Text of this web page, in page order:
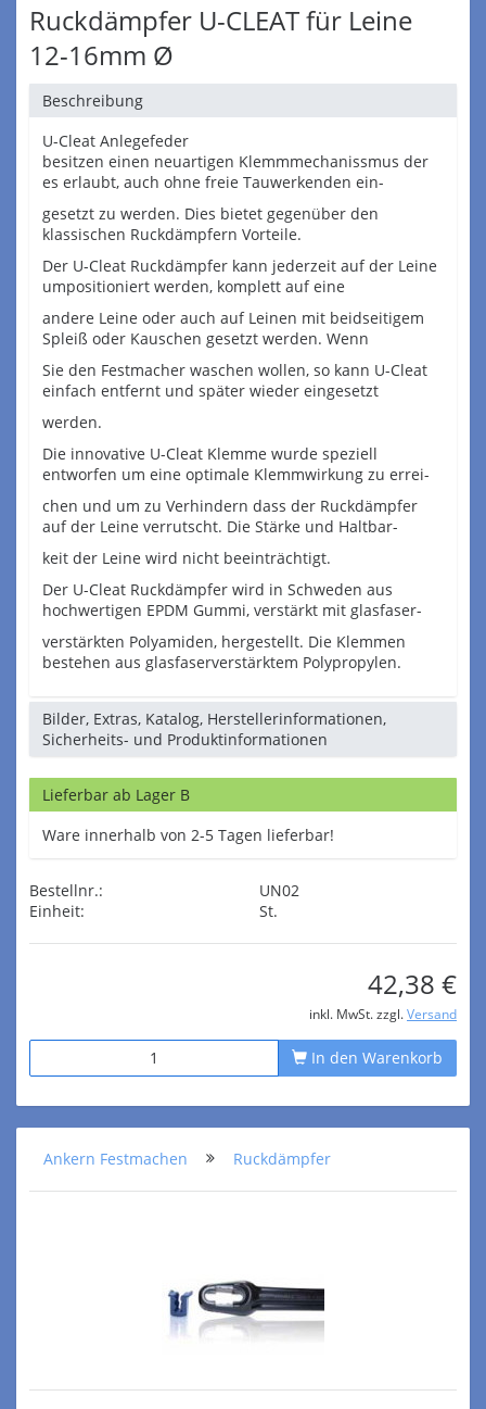
Ruckdämpfer U-CLEAT für Leine
12-16mm Ø
Beschreibung
U-Cleat Anlegefeder
besitzen einen neuartigen Klemmmechanissmus der
es erlaubt, auch ohne freie Tauwerkenden ein-
gesetzt zu werden. Dies bietet gegenüber den
klassischen Ruckdämpfern Vorteile.
Der U-Cleat Ruckdämpfer kann jederzeit auf der Leine
umpositioniert werden, komplett auf eine
andere Leine oder auch auf Leinen mit beidseitigem
Spleiß oder Kauschen gesetzt werden. Wenn
Sie den Festmacher waschen wollen, so kann U-Cleat
einfach entfernt und später wieder eingesetzt
werden.
Die innovative U-Cleat Klemme wurde speziell
entworfen um eine optimale Klemmwirkung zu errei-
chen und um zu Verhindern dass der Ruckdämpfer
auf der Leine verrutscht. Die Stärke und Haltbar-
keit der Leine wird nicht beeinträchtigt.
Der U-Cleat Ruckdämpfer wird in Schweden aus
hochwertigen EPDM Gummi, verstärkt mit glasfaser-
verstärkten Polyamiden, hergestellt. Die Klemmen
bestehen aus glasfaserverstärktem Polypropylen.
Bilder, Extras, Katalog, Herstellerinformationen,
Sicherheits- und Produktinformationen
Lieferbar ab Lager B
Ware innerhalb von 2-5 Tagen lieferbar!
Bestellnr.:
UN02
Einheit:
St.
42,38 €
inkl. MwSt. zzgl. Versand
In den Warenkorb
Ankern Festmachen Ruckdämpfer